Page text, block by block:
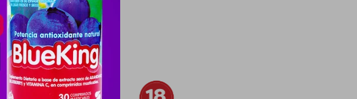
interesar